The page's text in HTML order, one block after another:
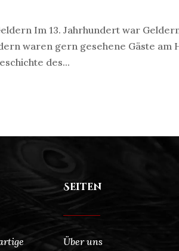
Im 13. Jahrhundert war
waren gern gesehene Gäste am
des...
Seiten
Über uns